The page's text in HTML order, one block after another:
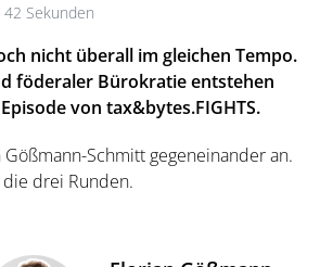
Sekunden
nicht überall im gleichen Tempo.
föderaler Bürokratie entstehen
von tax&bytes.FIGHTS.
Schmitt gegeneinander an.
drei Runden.